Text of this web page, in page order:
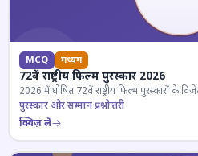
MCQ मध्यम
72वें राष्ट्रीय फिल्म पुरस्कार 2026
2026 में घोषित 72वें राष्ट्रीय फिल्म पुरस्कारों के
पुरस्कार और सम्मान प्रश्नोत्तरी
क्विज़ लें